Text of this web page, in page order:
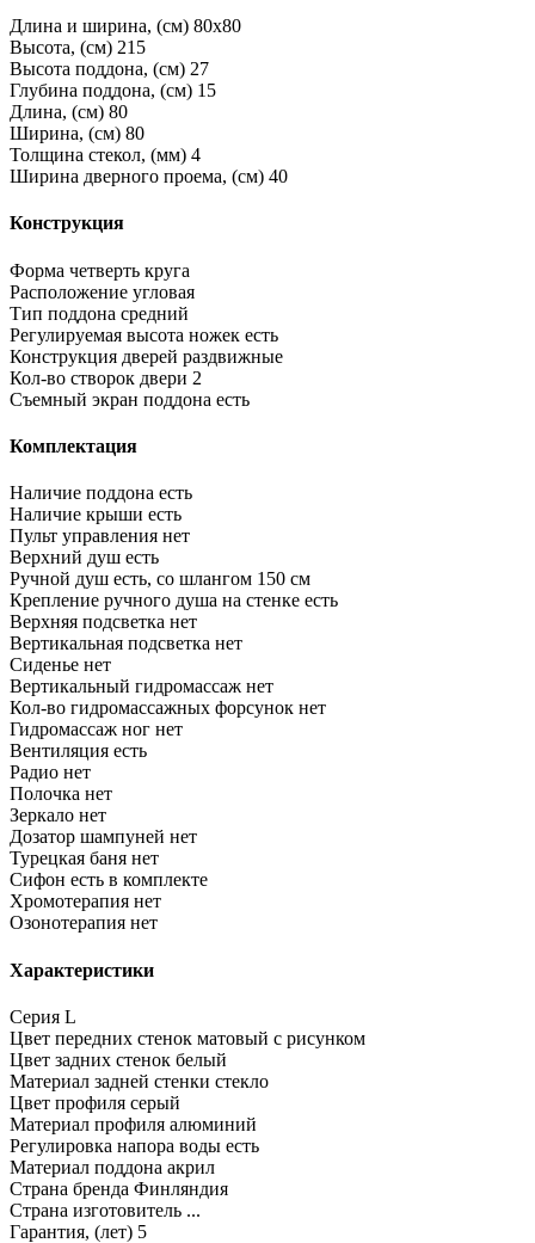
Длина и ширина, (см) 80x80
Высота, (см) 215
Высота поддона, (см) 27
Глубина поддона, (см) 15
Длина, (см) 80
Ширина, (см) 80
Толщина стекол, (мм) 4
Ширина дверного проема, (см) 40
Конструкция
Форма четверть круга
Расположение угловая
Тип поддона средний
Регулируемая высота ножек есть
Конструкция дверей раздвижные
Кол-во створок двери 2
Съемный экран поддона есть
Комплектация
Наличие поддона есть
Наличие крыши есть
Пульт управления нет
Верхний душ есть
Ручной душ есть, со шлангом 150 см
Крепление ручного душа на стенке есть
Верхняя подсветка нет
Вертикальная подсветка нет
Сиденье нет
Вертикальный гидромассаж нет
Кол-во гидромассажных форсунок нет
Гидромассаж ног нет
Вентиляция есть
Радио нет
Полочка нет
Зеркало нет
Дозатор шампуней нет
Турецкая баня нет
Сифон есть в комплекте
Хромотерапия нет
Озонотерапия нет
Характеристики
Серия L
Цвет передних стенок матовый с рисунком
Цвет задних стенок белый
Материал задней стенки стекло
Цвет профиля серый
Материал профиля алюминий
Регулировка напора воды есть
Материал поддона акрил
Страна бренда Финляндия
Страна изготовитель ...
Гарантия, (лет) 5